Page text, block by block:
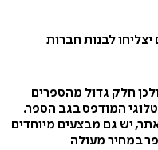
לבנות חברות
חלק גדול מהספרים
המודפס בגב הספר.
יש גם מבצעים מיוחדים
במחיר מעולה